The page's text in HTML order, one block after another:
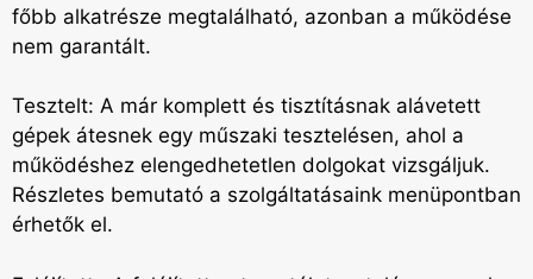
főbb alkatrésze megtalálható, azonban a működése
nem garantált.
Tesztelt: A már komplett és tisztításnak alávetett
gépek átesnek egy műszaki tesztelésen, ahol a
működéshez elengedhetetlen dolgokat vizsgáljuk.
Részletes bemutató a szolgáltatásaink menüpontban
érhetők el.